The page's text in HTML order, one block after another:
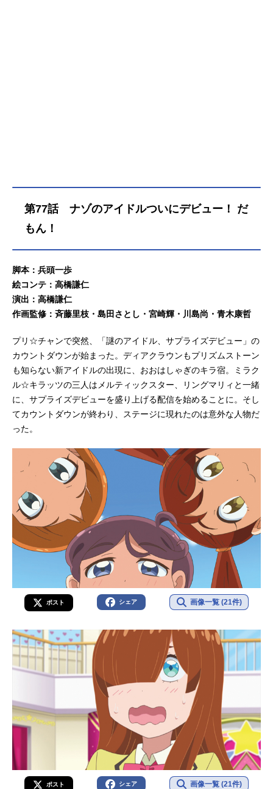
第77話 ナゾのアイドルついにデビュー！ だ
もん！
脚本：兵頭一歩
絵コンテ：高橋謙仁
演出：高橋謙仁
作画監修：斉藤里枝・島田さとし・宮崎輝・川島尚・青木康哲
プリ☆チャンで突然、「謎のアイドル、サプライズデビュー」の
カウントダウンが始まった。ディアクラウンもプリズムストーン
も知らない新アイドルの出現に、おおはしゃぎのキラ宿。ミラク
ル☆キラッツの三人はメルティックスター、リングマリィと一緒
に、サプライズデビューを盛り上げる配信を始めることに。そし
てカウントダウンが終わり、ステージに現れたのは意外な人物だ
った。
ポスト シェア 画像一覧 (21件)
ポスト シェア 画像一覧 (21件)